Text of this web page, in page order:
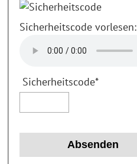
Sicherheitscode vorlesen:
Sicherheitscode*